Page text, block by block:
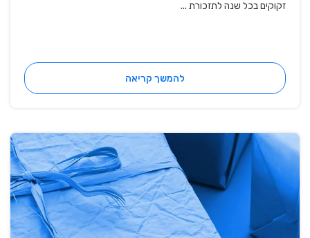
זקוקים בכל שנה לתזכורת ...
להמשך קריאה